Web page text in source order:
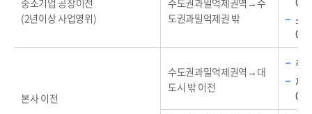
중소기업 공장이전
(2년이상 사업영위)
수도권과밀억제권역→수
도권과밀억제권 밖
소
0%
본사 이전
수도권과밀억제권역→대
도시 밖 이전
취
재
0%